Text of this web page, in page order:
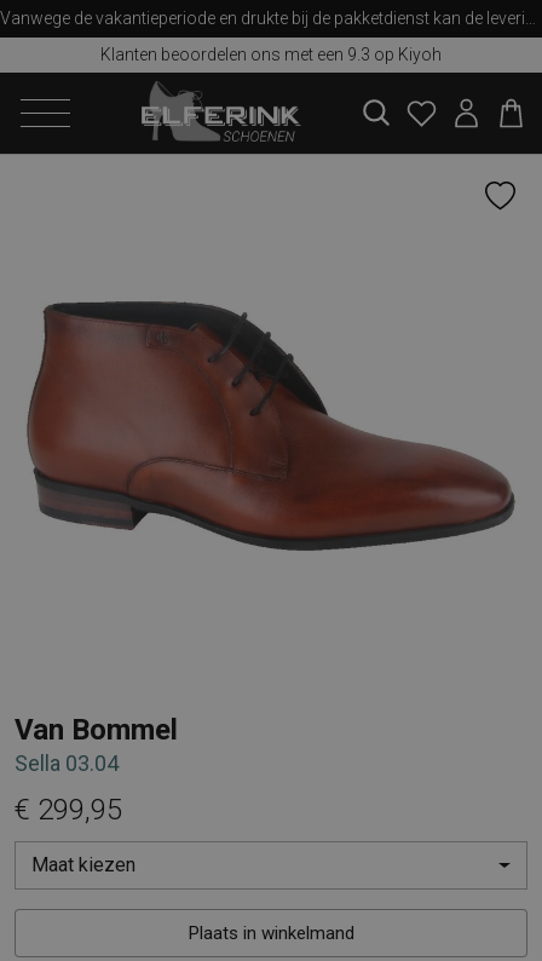
Klanten beoordelen ons met een 9.3 op Kiyoh
zoeken
Van Bommel
Sella 03.04
€ 299,95
Maat kiezen
Plaats in winkelmand